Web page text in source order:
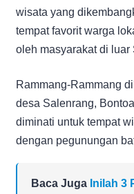
wisata yang
tempat favorit warga
oleh masyarakat di
Rammang-Rammang
desa Salenrang,
diminati untuk tempat
dengan pegunungan
Baca Juga Inilah 3